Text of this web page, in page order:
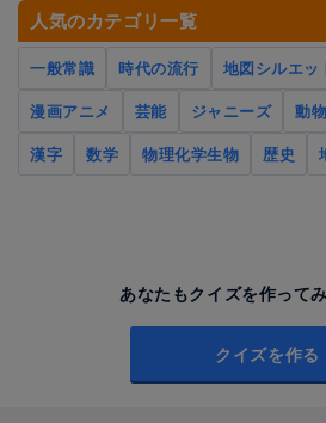
人気のカテゴリ一覧
一般常識 時代の流行 地図シルエッ
漫画アニメ
芸能 ジャニーズ 動物
漢字
数学 物理化学生物 歴史
あなたもクイズを作って
クイズを作る